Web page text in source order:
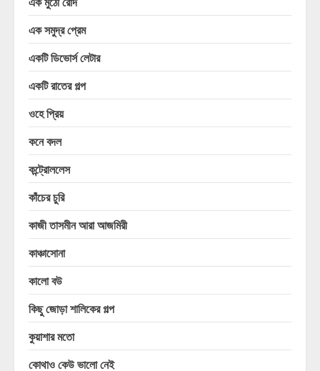
এক সমুদ্র প্রেম
একটি ডিভোর্স লেটার
একটি রাতের গল্প
ওহে প্রিয়
কনে বদল
কন্ট্রোললেস
কাঁচের চুরি
কাজী তাসমীন আরা আজমিরী
কাঞ্চাসোনা
কালো বউ
কিছু জোড়া শালিকের গল্প
কুয়াশার মতো
কোথাও কেউ ভালো নেই